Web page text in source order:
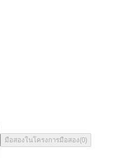
มือสองในโครงการมือสอง(0)